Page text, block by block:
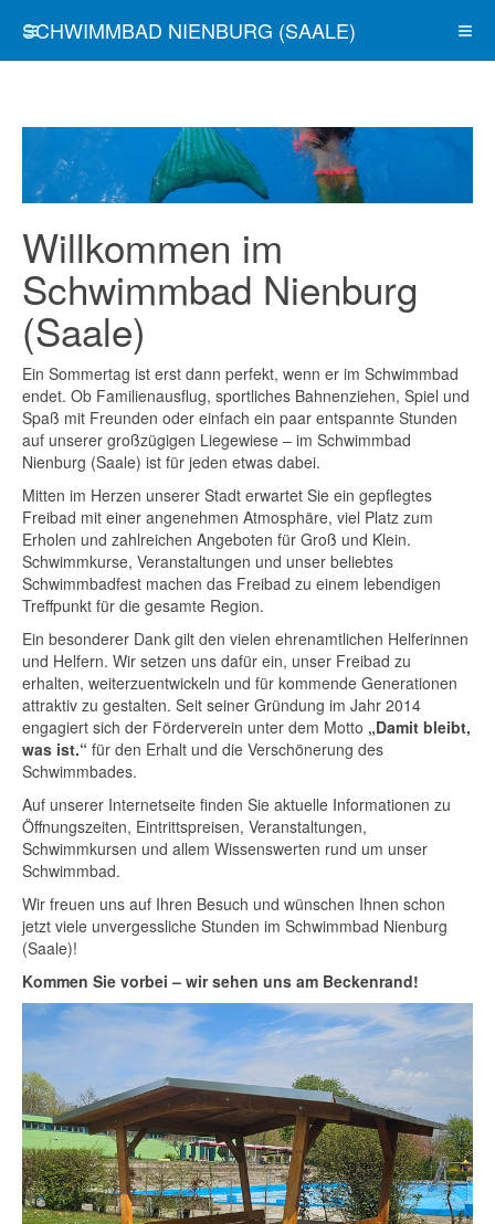
SCHWIMMBAD NIENBURG (SAALE)
Willkommen im
Schwimmbad Nienburg
(Saale)
Ein Sommertag ist erst dann perfekt, wenn er im Schwimmbad
endet. Ob Familienausflug, sportliches Bahnenziehen, Spiel und
Spaß mit Freunden oder einfach ein paar entspannte Stunden
auf unserer großzügigen Liegewiese – im Schwimmbad
Nienburg (Saale) ist für jeden etwas dabei.
Mitten im Herzen unserer Stadt erwartet Sie ein gepflegtes
Freibad mit einer angenehmen Atmosphäre, viel Platz zum
Erholen und zahlreichen Angeboten für Groß und Klein.
Schwimmkurse, Veranstaltungen und unser beliebtes
Schwimmbadfest machen das Freibad zu einem lebendigen
Treffpunkt für die gesamte Region.
Ein besonderer Dank gilt den vielen ehrenamtlichen Helferinnen
und Helfern. Wir setzen uns dafür ein, unser Freibad zu
erhalten, weiterzuentwickeln und für kommende Generationen
attraktiv zu gestalten. Seit seiner Gründung im Jahr 2014
engagiert sich der Förderverein unter dem Motto „Damit bleibt,
was ist.“ für den Erhalt und die Verschönerung des
Schwimmbades.
Auf unserer Internetseite finden Sie aktuelle Informationen zu
Öffnungszeiten, Eintrittspreisen, Veranstaltungen,
Schwimmkursen und allem Wissenswerten rund um unser
Schwimmbad.
Wir freuen uns auf Ihren Besuch und wünschen Ihnen schon
jetzt viele unvergessliche Stunden im Schwimmbad Nienburg
(Saale)!
Kommen Sie vorbei – wir sehen uns am Beckenrand!